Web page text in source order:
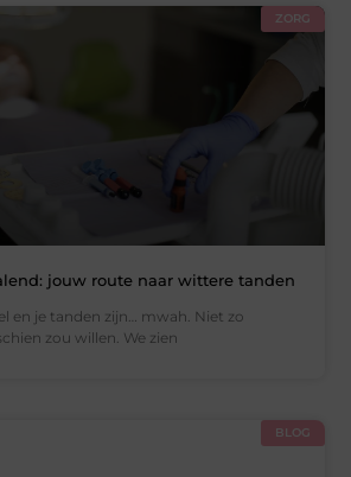
ZORG
jouw route naar wittere tanden
en je tanden zijn… mwah. Niet zo
zou willen. We zien
BLOG